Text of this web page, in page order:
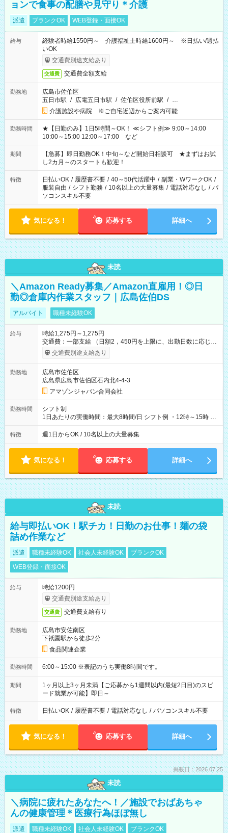
ョンで食事の配膳や見守り＊介護
派遣 ブランクOK WEB登録・面接OK
給与
経験者時給1550円～ 介護福祉士時給1600円～ ※日払い/週払
いOK
交通費別途支給あり
交通費 交通費全額支給
勤務地
広島市佐伯区
五日市駅 / 広電五日市駅 / 佐伯区役所前駅 / …
介護施設や病院 ※ご自宅近辺からご案内可能
勤務時間
★【日勤のみ】1日5時間～OK！ ≪シフト例≫ 9:00～14:00
10:00～15:00 12:00～17:00 など
期間
【急募】即日勤務OK！中旬～など開始日相談可 ★まずはお試
し2カ月～のスタートも歓迎！
特徴 日払いOK / 履歴書不要 / 40～50代活躍中 / 副業・WワークOK /
服装自由 / シフト勤務 / 10名以上の大量募集 / 電話対応なし / パ
ソコンスキル不要
気になる！ 応募する 詳細へ
未読
＼Amazon Ready募集／Amazon直雇用！◎日
勤◎倉庫内作業スタッフ｜広島佐伯DS
アルバイト 職種未経験OK
給与
時給1,275円～1,275円
交通費：一部支給 （日額2，450円を上限に、出勤日数に応じて
実費支給） ※22:00～翌5:00までは時給25%UP！ ■給与前払い
制度あり ※前払い額の上限あり、手数料無料（Amazon負担）
交通費別途支給あり
勤務地
広島市佐伯区
広島県広島市佐伯区石内北4-4-3
アマゾンジャパン合同会社
勤務時間
シフト制
1日あたりの実働時間：最大8時間/日 シフト例 ・12時～15時 入
社後、就業可能シフトをご確認の上、申請してください。
特徴 週1日からOK / 10名以上の大量募集
気になる！ 応募する 詳細へ
未読
給与即払いOK！駅チカ！日勤のお仕事！麺の袋
詰め作業など
派遣 職種未経験OK 社会人未経験OK
ブランクOK
WEB登録・面接OK
給与
時給1200円
交通費別途支給あり
交通費 交通費支給有り
勤務地
広島市安佐南区
下祇園駅から徒歩2分
食品関連企業
勤務時間 6:00～15:00 ※表記のうち実働8時間です。
期間
1ヶ月以上3ヶ月未満【ご応募から1週間以内(最短2日目)のスピ
ード就業が可能】即日～
特徴 日払いOK / 履歴書不要 / 電話対応なし / パソコンスキル不要
気になる！ 応募する 詳細へ
掲載日：2026.07.25
未読
＼病院に疲れたあなたへ！／施設でおばあちゃ
んの健康管理＊医療行為ほぼ無し
派遣 職種未経験OK 社会人未経験OK
ブランクOK